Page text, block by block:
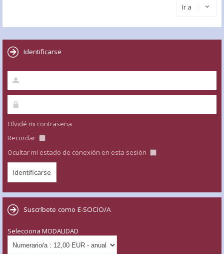
Ir a
Identificarse
Olvidé mi contraseña
Recordar
Ocultar mi estado de conexión en esta sesión
Suscríbete como E-SOCIO/A
Selecciona MODALIDAD